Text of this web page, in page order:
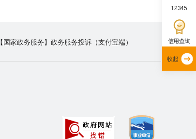
【国家政务服务】政务服务投诉（支付宝端）
12345
信用查询
收起